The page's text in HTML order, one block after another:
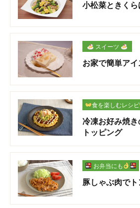
小松菜ときく
スイーツ
お家で簡単アイ
食を楽しむレシピ
冷凍お好み焼
トッピング
お弁当にも
豚しゃぶ肉で